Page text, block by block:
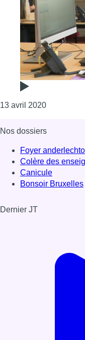
13 avril 2020Consulter
Nos dossiers
Foyer
Colère des
Canicule
Bonsoir Bruxelles
Dernier JT